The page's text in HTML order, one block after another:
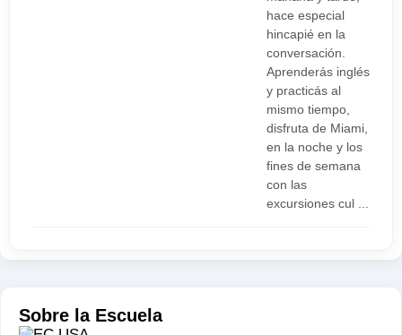
hace especial
hincapié en la
conversación.
Aprenderás inglés
y practicás al
mismo tiempo,
disfruta de Miami,
en la noche y los
fines de semana
con las
excursiones cul ...
Sobre la Escuela